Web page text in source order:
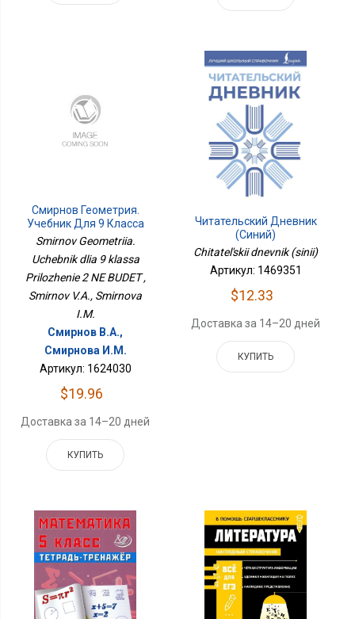
Смирнов Геометрия.
Учебник Для 9 Класса
Приложение 2 НЕ БУДЕТ
Smirnov Geometriia.
Uchebnik dlia 9 klassa
Prilozhenie 2 NE BUDET ,
Smirnov V.A., Smirnova
I.M.
Смирнов В.А.,
Смирнова И.М.
Артикул: 1624030
$19.96
Доставка за 14–20 дней
КУПИТЬ
Читательский Дневник
(синий)
Chitatel'skii dnevnik (sinii)
Артикул: 1469351
$12.33
Доставка за 14–20 дней
КУПИТЬ